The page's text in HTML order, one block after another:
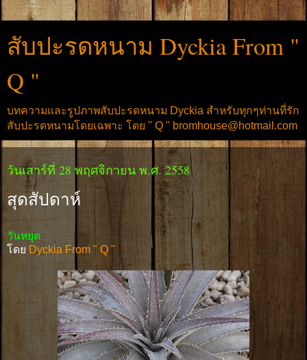
สับปะรดหนาม Dyckia From "
Q "
บทความและรูปภาพสับปะรดหนาม Dyckia สำหรับทุกๆท่านที่รัก
สับปะรดหนามโดยเฉพาะ โดย " Q " bromhouse@hotmail.com
วันเสาร์ที่ 28 พฤศจิกายน พ.ศ. 2558
สุดสัปดาห์
วันหยุด
โดยDyckia From " Q "